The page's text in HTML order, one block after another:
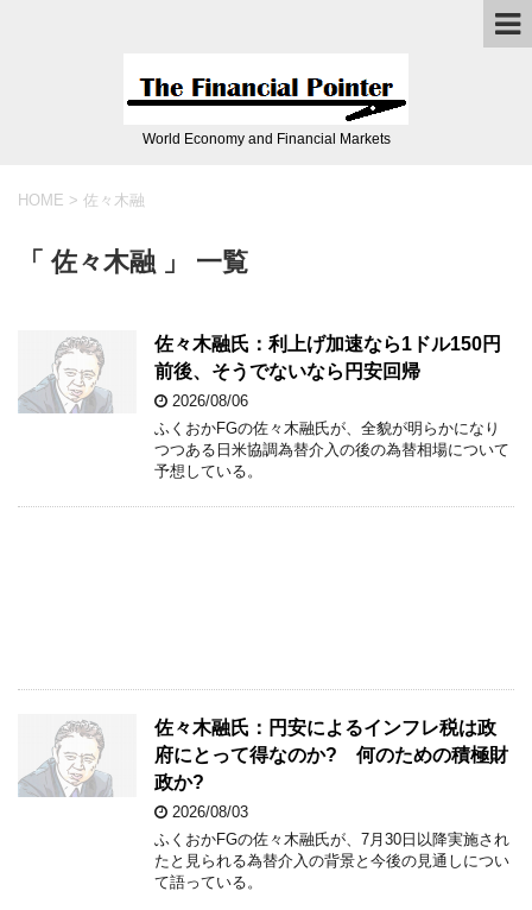
World Economy and Financial Markets
HOME > 佐々木融
「 佐々木融 」 一覧
佐々木融氏：利上げ加速なら1ドル150円
前後、そうでないなら円安回帰
2026/08/06
ふくおかFGの佐々木融氏が、全貌が明らかになり
つつある日米協調為替介入の後の為替相場について
予想している。
佐々木融氏：円安によるインフレ税は政
府にとって得なのか? 何のための積極財
政か?
2026/08/03
ふくおかFGの佐々木融氏が、7月30日以降実施され
たと見られる為替介入の背景と今後の見通しについ
て語っている。